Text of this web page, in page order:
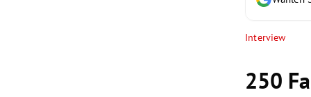
Interview
250